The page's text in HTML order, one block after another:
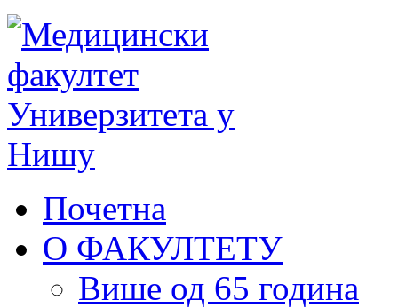
Почетна
О ФАКУЛТЕТУ
Више од 65 година